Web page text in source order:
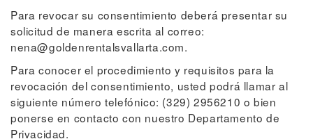
Para revocar su consentimiento deberá presentar su
solicitud de manera escrita al correo:
nena@goldenrentalsvallarta.com.
Para conocer el procedimiento y requisitos para la
revocación del consentimiento, usted podrá llamar al
siguiente número telefónico: (329) 2956210 o bien
ponerse en contacto con nuestro Departamento de
Privacidad.